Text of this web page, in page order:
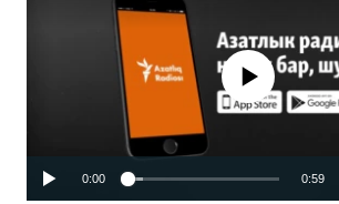
No media source currently
0:00 0:59